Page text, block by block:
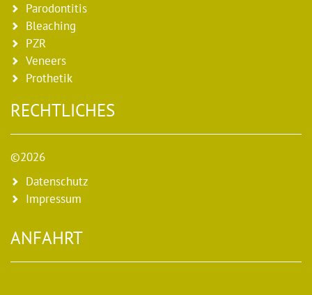
Parodontitis
Bleaching
PZR
Veneers
Prothetik
RECHTLICHES
©2026
Datenschutz
Impressum
ANFAHRT